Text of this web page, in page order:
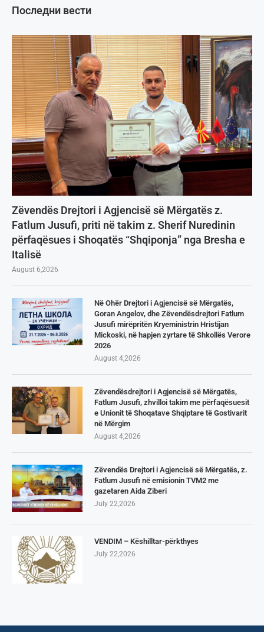
Последни вести
Zëvendës Drejtori i Agjencisë së Mërgatës z.
Fatlum Jusufi, priti në takim z. Sherif Nuredinin
përfaqësues i Shoqatës “Shqiponja” nga Bresha e
Italisë
August 6,2026
Në Ohër Drejtori i Agjencisë së Mërgatës,
Goran Angelov, dhe Zëvendësdrejtori Fatlum
Jusufi mirëpritën Kryeministrin Hristijan
Mickoski, në hapjen zyrtare të Shkollës Verore
2026
August 4,2026
Zëvendësdrejtori i Agjencisë së Mërgatës,
Fatlum Jusufi, zhvilloi takim me përfaqësuesit
e Unionit të Shoqatave Shqiptare të Gostivarit
në Mërgim
August 4,2026
Zëvendës Drejtori i Agjencisë së Mërgatës, z.
Fatlum Jusufi në emisionin TVM2 me
gazetaren Aida Ziberi
July 22,2026
VENDIM – Këshilltar-përkthyes
July 22,2026